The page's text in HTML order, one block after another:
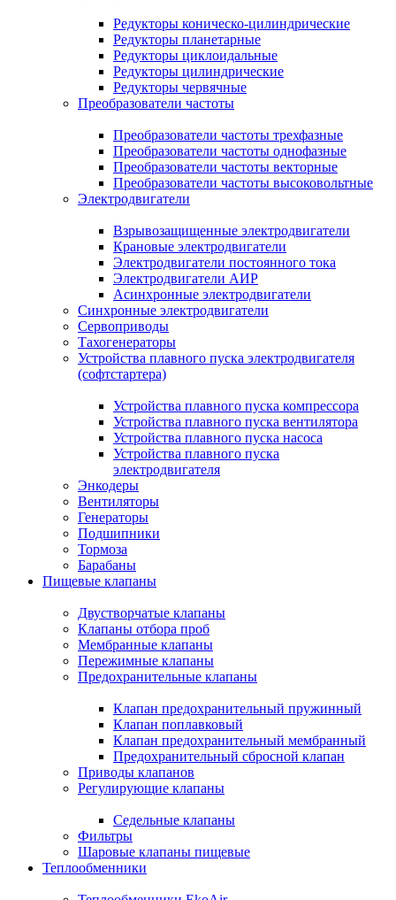
Редукторы коническо-цилиндрические
Редукторы планетарные
Редукторы циклоидальные
Редукторы цилиндрические
Редукторы червячные
Преобразователи частоты
Преобразователи частоты трехфазные
Преобразователи частоты однофазные
Преобразователи частоты векторные
Преобразователи частоты высоковольтные
Электродвигатели
Взрывозащищенные электродвигатели
Крановые электродвигатели
Электродвигатели постоянного тока
Электродвигатели АИР
Асинхронные электродвигатели
Синхронные электродвигатели
Сервоприводы
Тахогенераторы
Устройства плавного пуска электродвигателя
(софтстартера)
Устройства плавного пуска компрессора
Устройства плавного пуска вентилятора
Устройства плавного пуска насоса
Устройства плавного пуска
электродвигателя
Энкодеры
Вентиляторы
Генераторы
Подшипники
Тормоза
Барабаны
Пищевые клапаны
Двустворчатые клапаны
Клапаны отбора проб
Мембранные клапаны
Пережимные клапаны
Предохранительные клапаны
Клапан предохранительный пружинный
Клапан поплавковый
Клапан предохранительный мембранный
Предохранительный сбросной клапан
Приводы клапанов
Регулирующие клапаны
Седельные клапаны
Фильтры
Шаровые клапаны пищевые
Теплообменники